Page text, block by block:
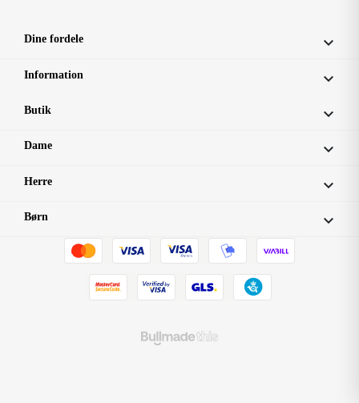
Dine fordele 
Information 
Butik 
Dame 
Herre 
Børn 